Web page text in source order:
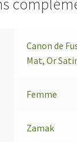
Canon de
Mat,Or
Femme
Zamak